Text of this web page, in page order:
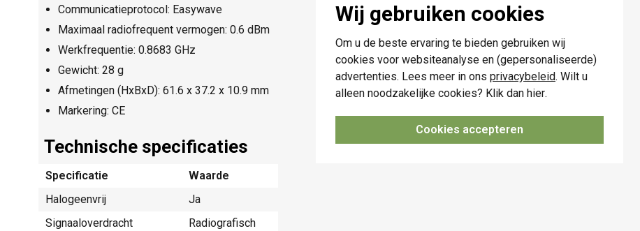
Wij gebruiken cookies
Om u de beste ervaring te bieden gebruiken wij
cookies voor websiteanalyse en (gepersonaliseerde)
advertenties. Lees meer in ons privacybeleid. Wilt u
alleen noodzakelijke cookies? Klik dan hier.
Cookies accepteren
Communicatieprotocol: Easywave
Maximaal radiofrequent vermogen: 0.6 dBm
Werkfrequentie: 0.8683 GHz
Gewicht: 28 g
Afmetingen (HxBxD): 61.6 x 37.2 x 10.9 mm
Markering: CE
Technische specificaties
Specificatie
Waarde
Halogeenvrij
Ja
Signaaloverdracht
Radiografisch